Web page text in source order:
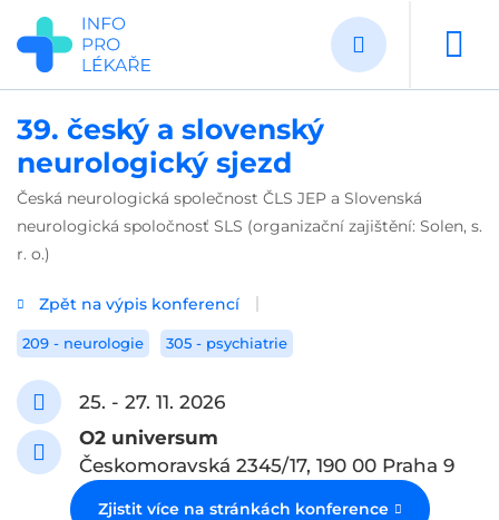
Přejít
hlavnímu
obsahu
39. český a slovenský
neurologický sjezd
Česká neurologická společnost ČLS JEP a Slovenská
neurologická spoločnosť SLS (organizační zajištění: Solen, s.
r. o.)
Zpět na výpis konferencí
209 - neurologie 305 - psychiatrie
25. - 27. 11. 2026
O2 universum
Českomoravská 2345/17, 190 00 Praha 9
Zjistit více na stránkách konference